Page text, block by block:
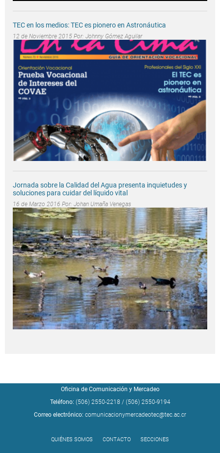
TEC en los medios: TEC es pionero en Astronáutica
12 de Noviembre 2015 Por: Johnny Gómez Aguilar
Jornada sobre la Calidad del Agua presenta inquietudes y
soluciones para cuidar del líquido vital
16 de Marzo 2016 Por: Johan Umaña Venegas
Oficina de Comunicación y Mercadeo
Teléfono: (506) 2550-2218 / (506) 2550-9194
Correo electrónico: comunicacionymercadeotec@tec.ac.cr
QUIÉNES SOMOS CONTACTO SECCIONES